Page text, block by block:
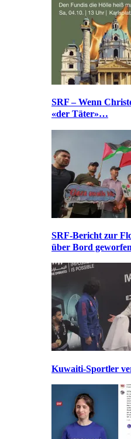
SRF – Wenn
«der Täter»…
SRF-Bericht zur
über Bord
Kuwaiti-Sportler